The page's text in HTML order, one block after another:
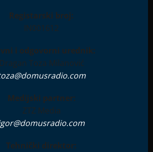
Registarski broj:
IN001612
i odgovorni urednik:
Dragan Toza Milanović
Medijski partner:
ZTZ Media
Tehnički direktor: